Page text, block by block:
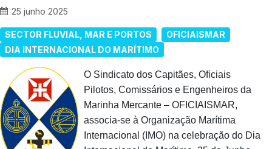
25 junho 2025
SECTOR FLUVIAL, MAR E PORTOS
OFICIAISMAR
DIA INTERNACIONAL DO MARÍTIMO
O Sindicato dos Capitães, Oficiais
Pilotos, Comissários e Engenheiros da
Marinha Mercante – OFICIAISMAR,
associa-se à Organização Marítima
Internacional (IMO) na celebração do Dia